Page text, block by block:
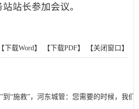
站长参加会议。
【下载Word】 【下载PDF】 【关闭窗口】
到“施救”，河东城管：您需要的时候，我们